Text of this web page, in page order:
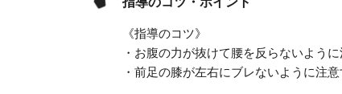
《指導のコツ》
・お腹の力が抜けて腰を反らないよう
・前足の膝が左右にブレないように注意